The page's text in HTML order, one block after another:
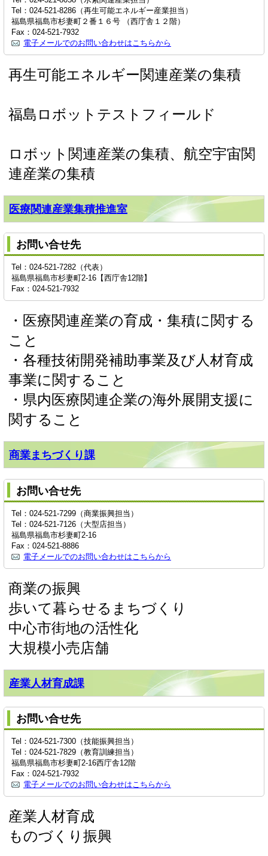
Tel：024-521-8286（再生可能エネルギー産業担当）
福島県福島市杉妻町２番１６号 （西庁舎１２階）
Fax：024-521-7932
電子メールでのお問い合わせはこちらから
再生可能エネルギー関連産業の集積
福島ロボットテストフィールド
ロボット関連産業の集積、航空宇宙関
連産業の集積
医療関連産業集積推進室
お問い合せ先
Tel：024-521-7282（代表）
福島県福島市杉妻町2-16【西庁舎12階】
Fax：024-521-7932
・医療関連産業の育成・集積に関する
こと
・各種技術開発補助事業及び人材育成
事業に関すること
・県内医療関連企業の海外展開支援に
関すること
商業まちづくり課
お問い合せ先
Tel：024-521-7299（商業振興担当）
Tel：024-521-7126（大型店担当）
福島県福島市杉妻町2-16
Fax：024-521-8886
電子メールでのお問い合わせはこちらから
商業の振興
歩いて暮らせるまちづくり
中心市街地の活性化
大規模小売店舗
産業人材育成課
お問い合せ先
Tel：024-521-7300（技能振興担当）
Tel：024-521-7829（教育訓練担当）
福島県福島市杉妻町2-16西庁舎12階
Fax：024-521-7932
電子メールでのお問い合わせはこちらから
産業人材育成
ものづくり振興